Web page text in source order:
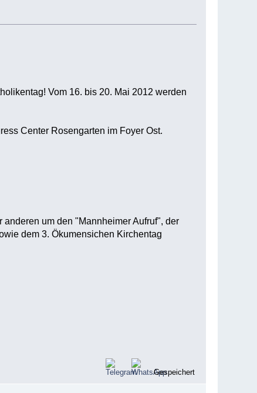
Vom 16. bis 20. Mai 2012 werden
Center Rosengarten im Foyer Ost.
um den "Mannheimer Aufruf", der
dem 3. Ökumensichen Kirchentag
Gespeichert